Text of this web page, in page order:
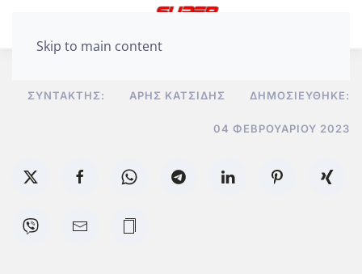
Skip to main content
ΣΥΝΤΆΚΤΗΣ: ΆΡΗΣ ΚΑΤΣΊΔΗΣ ΔΗΜΟΣΙΕΎΘΗΚΕ:
04 ΦΕΒΡΟΥΑΡΊΟΥ 2023